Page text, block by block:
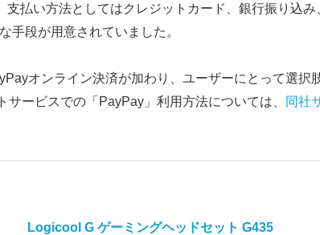
支払い方法としてはクレジットカード、銀行振り込み
手段が用意されていました。
オンライン決済が加わり、ユーザーにとって選択
サービスでの「PayPay」利用方法については、
同社
Logicool G ゲーミングヘッドセット G435